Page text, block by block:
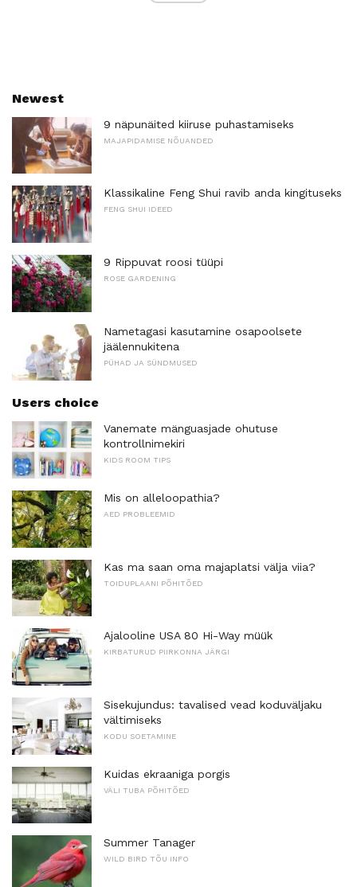
Newest
9 näpunäited kiiruse puhastamiseks
MAJAPIDAMISE NÕUANDED
Klassikaline Feng Shui ravib anda kingituseks
FENG SHUI IDEED
9 Rippuvat roosi tüüpi
ROSE GARDENING
Nametagasi kasutamine osapoolsete
jäälennukitena
PÜHAD JA SÜNDMUSED
Users choice
Vanemate mänguasjade ohutuse
kontrollnimekiri
KIDS ROOM TIPS
Mis on alleloopathia?
AED PROBLEEMID
Kas ma saan oma majaplatsi välja viia?
TOIDUPLAANI PÕHITÕED
Ajalooline USA 80 Hi-Way müük
KIRBATURUD PIIRKONNA JÄRGI
Sisekujundus: tavalised vead koduväljaku
vältimiseks
KODU SOETAMINE
Kuidas ekraaniga porgis
VÄLI TUBA PÕHITÕED
Summer Tanager
WILD BIRD TÕU INFO